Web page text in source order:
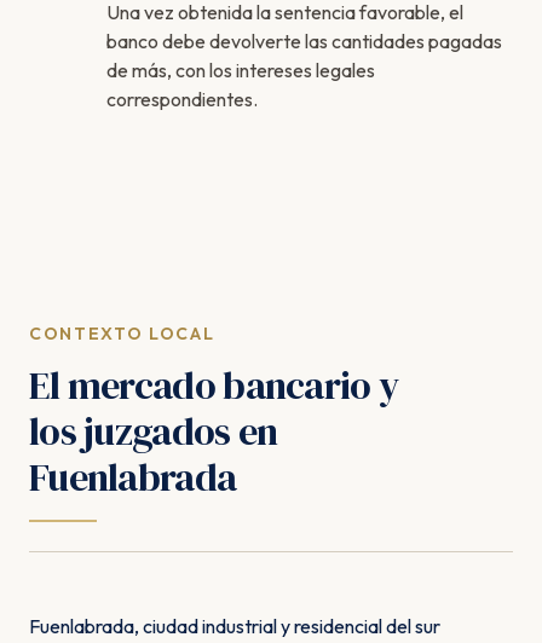
Una vez obtenida la sentencia favorable, el
banco debe devolverte las cantidades pagadas
de más, con los intereses legales
correspondientes.
CONTEXTO LOCAL
El mercado bancario y
los juzgados en
Fuenlabrada
Fuenlabrada, ciudad industrial y residencial del sur